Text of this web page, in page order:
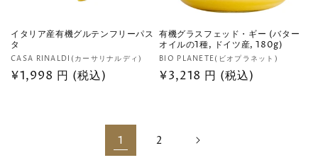
イタリア産有機グルテンフリーパス
タ
販
売
CASA RINALDI(カーサリナルディ)
通
¥1,998 円 (税込)
有機グラスフェッド・ギー (バター
オイルの1種, ドイツ産, 180g)
販
売
BIO PLANETE(ビオプラネット)
通
¥3,218 円 (税込)
1 2